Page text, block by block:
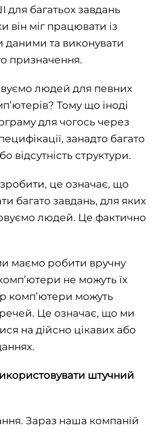
для багатьох завдань
він міг працювати із
даними та виконувати
призначення.
людей для певних
Тому що іноді
для чогось через
занадто багато
відсутність структури.
це означає, що
багато завдань, для яких
людей. Це фактично
маємо робити вручну
не можуть їх
комп’ютери можуть
Це означає, що ми
на дійсно цікавих або
штучний
Зараз наша компаній